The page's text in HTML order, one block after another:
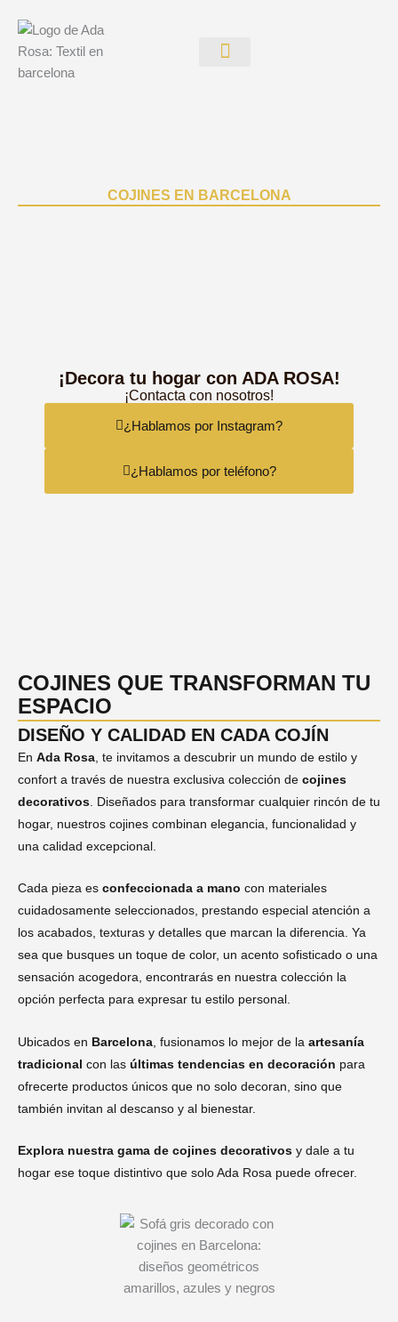
contenido
COJINES EN BARCELONA
¡Decora tu hogar con ADA ROSA!
¡Contacta con nosotros!
¿Hablamos por Instagram?
¿Hablamos por teléfono?
COJINES QUE TRANSFORMAN TU
ESPACIO
DISEÑO Y CALIDAD EN CADA COJÍN
En Ada Rosa , te invitamos a descubrir un mundo de estilo y
confort a través de nuestra exclusiva colección de cojines
decorativos . Diseñados para transformar cualquier rincón de tu
hogar, nuestros cojines combinan elegancia, funcionalidad y
una calidad excepcional.
Cada pieza es confeccionada a mano con materiales
cuidadosamente seleccionados, prestando especial atención a
los acabados, texturas y detalles que marcan la diferencia. Ya
sea que busques un toque de color, un acento sofisticado o una
sensación acogedora, encontrarás en nuestra colección la
opción perfecta para expresar tu estilo personal.
Ubicados en Barcelona , fusionamos lo mejor de la artesanía
tradicional con las últimas tendencias en decoración para
ofrecerte productos únicos que no solo decoran, sino que
también invitan al descanso y al bienestar.
Explora nuestra gama de cojines decorativos y dale a tu
hogar ese toque distintivo que solo Ada Rosa puede ofrecer.